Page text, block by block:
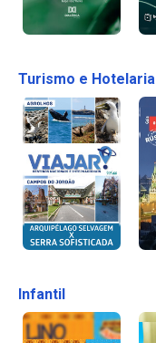
Turismo e Hotelaria
Infantil